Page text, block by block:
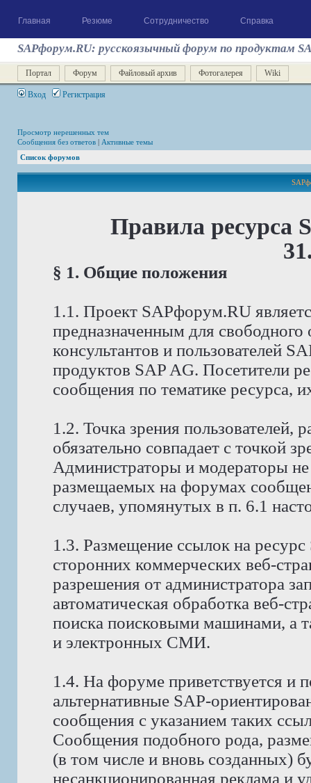
Главная Резюме Сотрудничество Справка
SAPфорум.RU: русскоязычный форум по продуктам
Портал Форум Файловый архив Фотогалерея Wiki
Вход Регистрация
Просмотр нерешенных тем
Сообщения без ответов | Активные темы
Список форумов
Правила ресурса
§ 1. Общие положения
1.1. Проект SAPфорум.RU
предназначенным для
консультантов и пользователей
продуктов SAP AG. Посетители
сообщения по тематике ресурса,
1.2. Точка зрения
обязательно совпадает с точкой
Администраторы и модераторы не
размещаемых на форумах
случаев, упомянутых в п. 6.1
1.3. Размещение ссылок на
сторонних коммерческих веб-
разрешения от администратора
автоматическая обработка веб-
поиска поисковыми машинами, а
и электронных СМИ.
1.4. На форуме приветствуется и
альтернативные SAP-
сообщения с указанием таких
Сообщения подобного рода,
(в том числе и вновь созданных)
несанкционированная реклама и